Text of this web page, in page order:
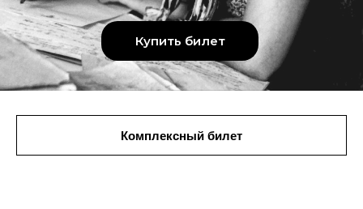
Купить билет
Комплексный билет